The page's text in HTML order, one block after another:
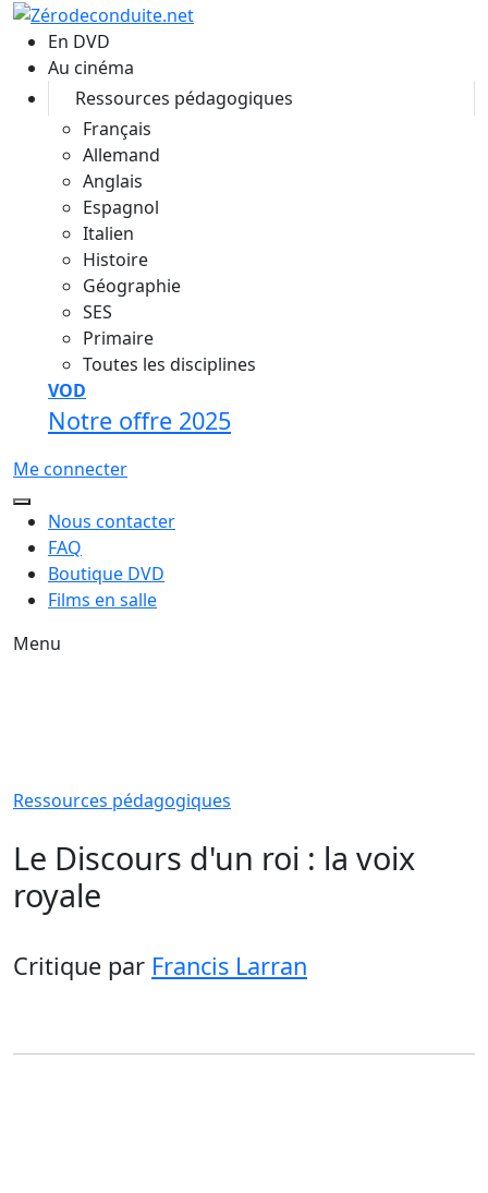
Aller au contenu principal
En DVD
Au cinéma
Ressources pédagogiques
Français
Allemand
Anglais
Espagnol
Italien
Histoire
Géographie
SES
Primaire
Toutes les disciplines
VOD
Notre offre 2025
Me connecter
Nous contacter
FAQ
Boutique DVD
Films en salle
Menu
Ressources pédagogiques
Le Discours d'un roi : la voix
royale
Critique par Francis Larran